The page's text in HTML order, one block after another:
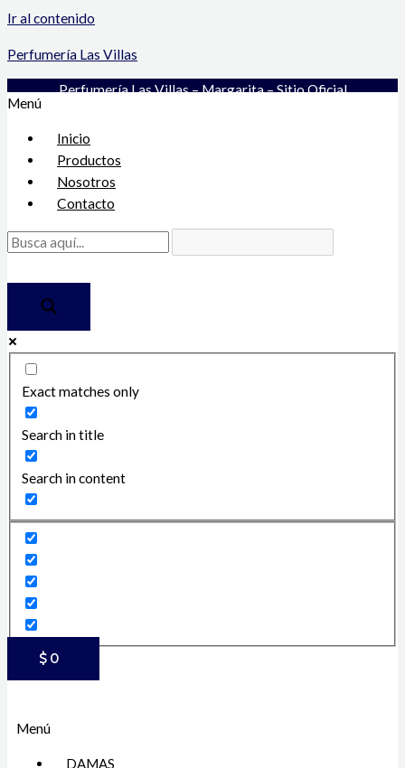
Ir al contenido
Perfumería Las Villas
Perfumería Las Villas – Margarita – Sitio Oficial
Menú
Inicio
Productos
Nosotros
Contacto
Exact matches only
Search in title
Search in content
$ 0
Menú
DAMAS